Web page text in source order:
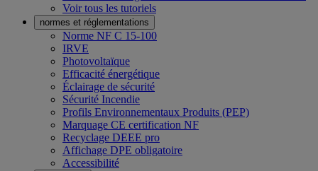
Voir tous les tutoriels
normes et réglementations
Norme NF C 15-100
IRVE
Photovoltaïque
Efficacité énergétique
Éclairage de sécurité
Sécurité Incendie
Profils Environnementaux Produits (PEP)
Marquage CE certification NF
Recyclage DEEE pro
Affichage DPE obligatoire
Accessibilité